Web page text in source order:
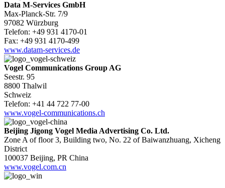
Data M-Services GmbH
Max-Planck-Str. 7/9
97082 Würzburg
Telefon: +49 931 4170-01
Fax: +49 931 4170-499
www.datam-services.de
Vogel Communications Group AG
Seestr. 95
8800 Thalwil
Schweiz
Telefon: +41 44 722 77-00
www.vogel-communications.ch
Beijing Jigong Vogel Media Advertising Co. Ltd.
Zone A of floor 3, Building two, No. 22 of Baiwanzhuang, Xicheng
District
100037 Beijing, PR China
www.vogel.com.cn